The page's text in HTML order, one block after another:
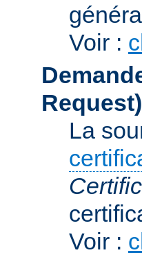
Voir :
Request)
La
Voir :